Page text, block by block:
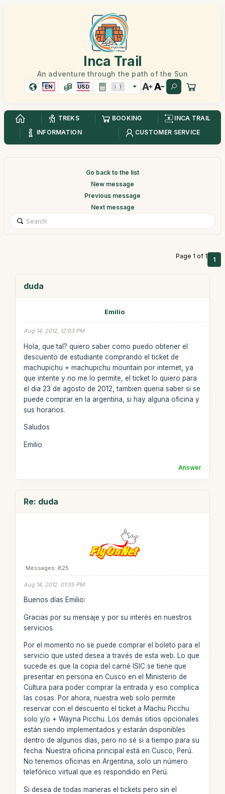
Inca Trail
An adventure through the path of the Sun
EN USD
TREKS BOOKING
INCA TRAIL
INFORMATION
CUSTOMER SERVICE
Go back to the list
New message
Previous message
Next message
Page 1 of 1 1
duda
Emilio
Aug 14, 2012, 12:03 PM
Hola, que tal? quiero saber como puedo obtener el
descuento de estudiante comprando el ticket de
machupichu + machupichu mountain por internet, ya
que intente y no me lo permite, el ticket lo quiero para
el dia 23 de agosto de 2012, tambien queria saber si se
puede comprar en la argentina, si hay alguna oficina y
sus horarios.
Saludos
Emilio
Answer
Re: duda
Messages: 825
Aug 14, 2012, 01:35 PM
Buenos días Emilio:
Gracias por su mensaje y por su interés en nuestros
servicios.
Por el momento no se puede comprar el boleto para el
servicio que usted desea a través de esta web. Lo que
sucede es que la copia del carné ISIC se tiene que
presentar en persona en Cusco en el Ministerio de
Cultura para poder comprar la entrada y eso complica
las cosas. Por ahora, nuestra web solo permite
reservar con el descuento el ticket a Machu Picchu
solo y/o + Wayna Picchu. Los demás sitios opcionales
están siendo implementados y estarán disponibles
dentro de algunos días, pero no sé si a tiempo para su
fecha. Nuestra oficina principal está en Cusco, Perú.
No tenemos oficinas en Argentina, solo un número
telefónico virtual que es respondido en Perú.
Si desea de todas maneras el tickets pero sin el